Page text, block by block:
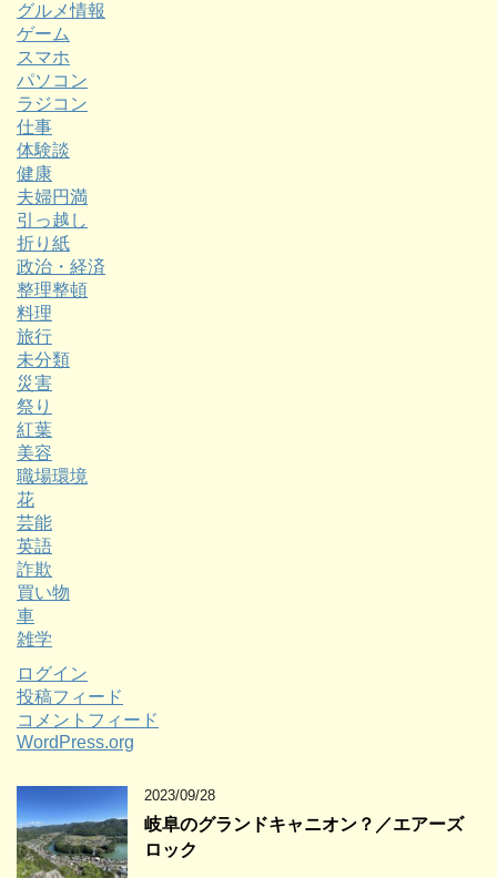
グルメ情報
ゲーム
スマホ
パソコン
ラジコン
仕事
体験談
健康
夫婦円満
引っ越し
折り紙
政治・経済
整理整頓
料理
旅行
未分類
災害
祭り
紅葉
美容
職場環境
花
芸能
英語
詐欺
買い物
車
雑学
ログイン
投稿フィード
コメントフィード
WordPress.org
2023/09/28
岐阜のグランドキャニオン？／エアーズ
ロック